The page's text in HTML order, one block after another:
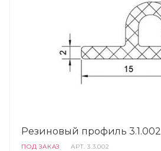
Резиновый профиль 3.1.002
ПОД ЗАКАЗ АРТ.3.3.002